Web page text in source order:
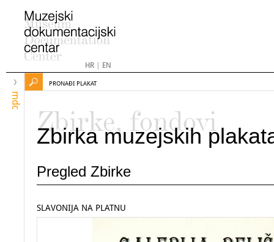
HR| EN
mdc
PRONAĐI PLAKAT
Zbirke, fondovi
Zbirka muzejskih
Pregled Zbirke
SLAVONIJA NA PLATNU